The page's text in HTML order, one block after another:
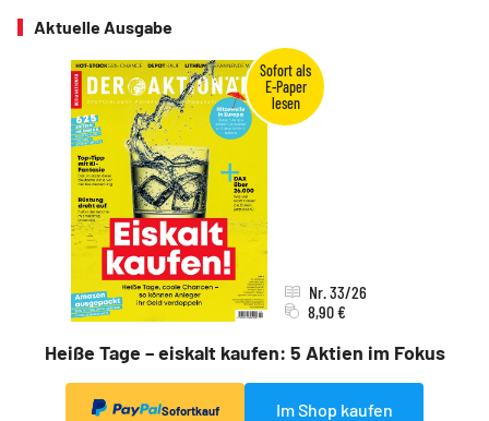
Aktuelle Ausgabe
Heiße Tage – eiskalt kaufen: 5 Aktien im Fokus
Nr. 33/26
8,90 €
Sofortkauf Im Shop kaufen